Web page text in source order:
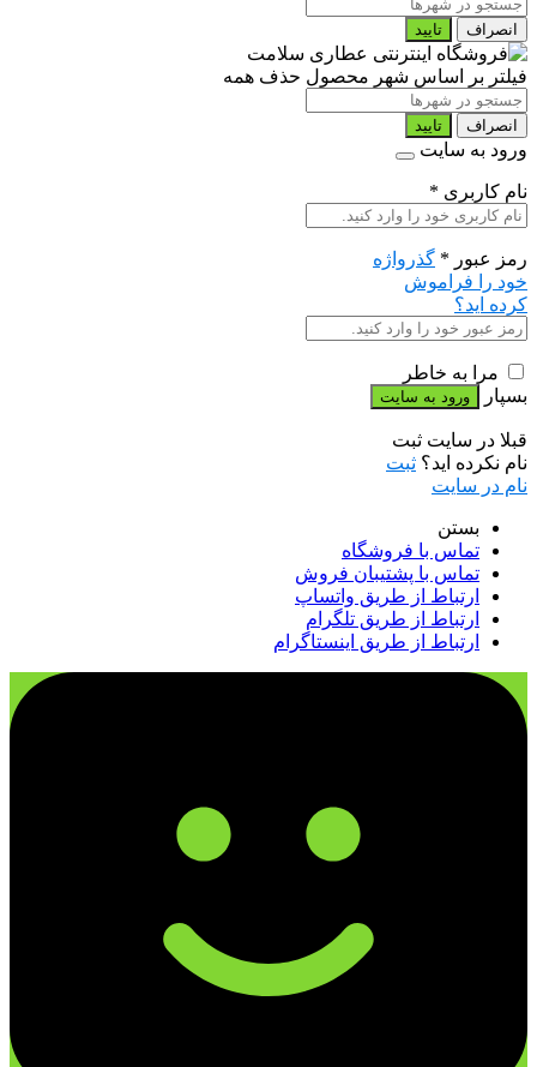
انصراف تایید
فیلتر بر اساس شهر محصول حذف همه
انصراف تایید
ورود به سایت
نام کاربری *
رمز عبور * گذرواژه
خود را فراموش
کرده اید؟
مرا به خاطر
بسپار
قبلا در سایت ثبت
نام نکرده اید؟ ثبت
نام در سایت
بستن
تماس با فروشگاه
تماس با پشتیبان فروش
ارتباط از طریق واتساپ
ارتباط از طریق تلگرام
ارتباط از طریق اینستاگرام